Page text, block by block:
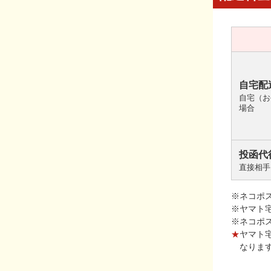
自宅配
自宅（
場合
投函代
直接相
※ネコポ
※ヤマト
※ネコポ
★ヤマト
なりま